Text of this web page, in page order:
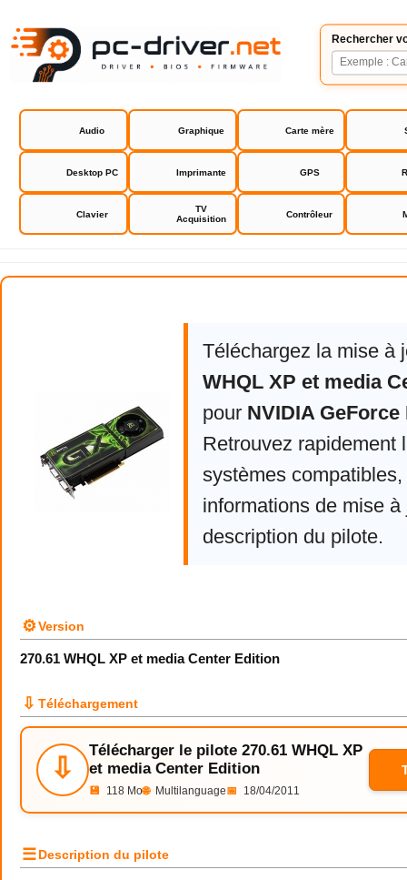
Rechercher
Audio Graphique Carte mère
Desktop PC Imprimante GPS
Clavier
TV
Acquisition
Contrôleur
NVIDIA GeForce Driver
Téléchargez la mise à
WHQL XP et media
pour NVIDIA
Retrouvez rapidement
systèmes compatibles,
informations de mise à
description du pilote.
⚙Version
270.61 WHQL XP et media Center Edition
⇩ Téléchargement
⇩
Télécharger le pilote 270.61 WHQL XP
et media Center Edition
💾 118 Mo🌐 Multilanguage📅 18/04/2011
☰Description du pilote